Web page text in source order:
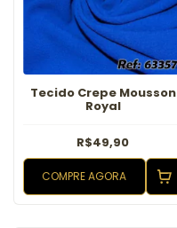
Tecido Crepe Mousson
Royal
R$49,90
COMPRE AGORA